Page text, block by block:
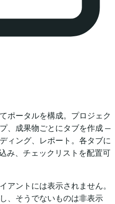
ポータルを構成。プロジェク
、成果物ごとにタブを作成 —
ィング、レポート。各タブに
み、チェックリストを配置可
アントには表示されません。
、そうでないものは非表示